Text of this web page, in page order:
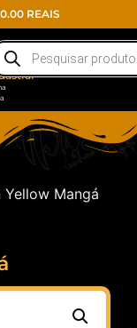
REAIS
Yellow Mangá